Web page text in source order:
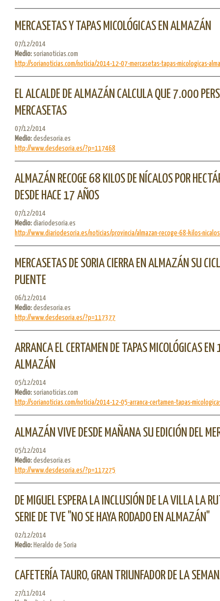
MERCASETAS Y TAPAS MICOLÓGICAS EN ALMAZÁN
07/12/2014
Medio:sorianoticias.com
http://sorianoticias.com/noticia/2014-12-07-mercasetas-tapas-micologicas-
EL ALCALDE DE ALMAZÁN CALCULA QUE 7.000
MERCASETAS
07/12/2014
Medio:desdesoria.es
http://www.desdesoria.es/?p=117468
ALMAZÁN RECOGE 68 KILOS DE NÍCALOS POR
DESDE HACE 17 AÑOS
07/12/2014
Medio:diariodesoria.es
http://www.diariodesoria.es/noticias/provincia/almazan-recoge-68-kilos-
MERCASETAS DE SORIA CIERRA EN ALMAZÁN SU
PUENTE
06/12/2014
Medio:desdesoria.es
http://www.desdesoria.es/?p=117377
ARRANCA EL CERTAMEN DE TAPAS MICOLÓGICAS
ALMAZÁN
05/12/2014
Medio:sorianoticias.com
http://sorianoticias.com/noticia/2014-12-05-arranca-certamen-tapas-
ALMAZÁN VIVE DESDE MAÑANA SU EDICIÓN DEL
05/12/2014
Medio:desdesoria.es
http://www.desdesoria.es/?p=117275
DE MIGUEL ESPERA LA INCLUSIÓN DE LA VILLA LA
SERIE DE TVE "NO SE HAYA RODADO EN ALMAZÁN"
02/12/2014
Medio:Heraldo de Soria
CAFETERÍA TAURO, GRAN TRIUNFADOR DE LA
27/11/2014